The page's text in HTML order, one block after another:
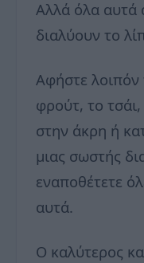
Αλλά όλα αυτά
διαλύουν το
Αφήστε λοιπόν
φρούτ, το
στην άκρη ή
μιας σωστής
εναποθέτετε
αυτά.
Ο καλύτερος